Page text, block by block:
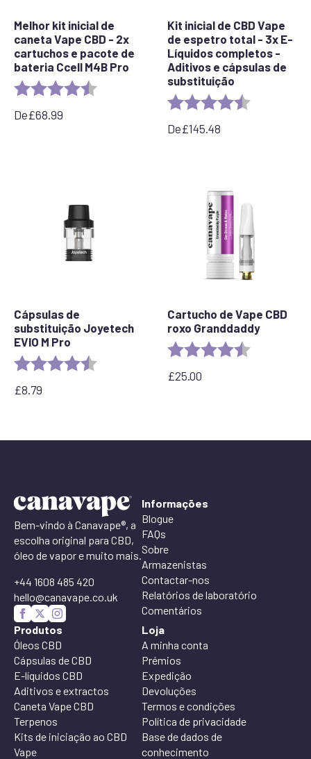
Melhor kit inicial de
caneta Vape CBD - 2x
cartuchos e pacote de
bateria Ccell M4B Pro
Rating: 4.7 out of 5 stars
De£68.99
Kit inicial de CBD Vape
de espetro total - 3x E-
Líquidos completos -
Aditivos e cápsulas de
substituição
Rating: 4.7 out of 5
De£145.48
Cápsulas de
substituição Joyetech
EVIO M Pro
Rating: 4.7 out of 5 stars
£8.79
Cartucho de Vape CBD
roxo Granddaddy
Rating: 4.5 out of 5
£25.00
Bem-vindo à Canavape®, a
escolha original para CBD,
óleo de vapor e muito mais.
+44 1608 485 420
hello@canavape.co.uk
Informações
Blogue
FAQs
Sobre
Armazenistas
Contactar-nos
Relatórios de laboratório
Comentários
Produtos
Óleos CBD
Cápsulas de CBD
E-líquidos CBD
Aditivos e extractos
Caneta Vape CBD
Terpenos
Kits de iniciação ao CBD
Vape
Loja
A minha conta
Prémios
Expedição
Devoluções
Termos e condições
Política de privacidade
Base de dados de
conhecimento